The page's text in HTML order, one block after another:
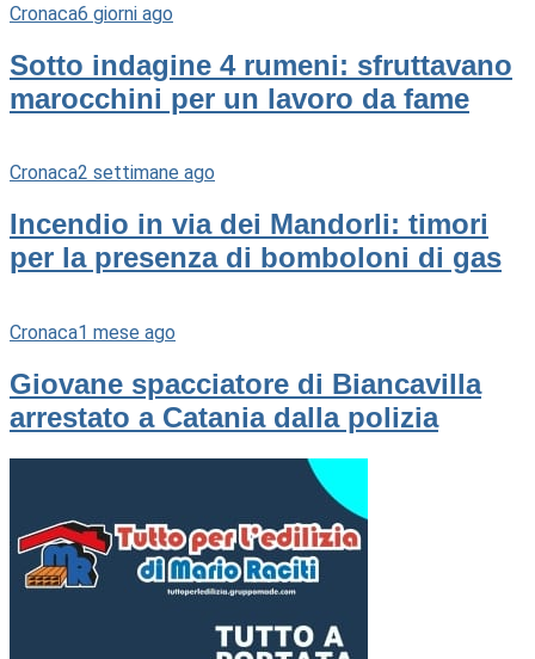
Cronaca6 giorni ago
Sotto indagine 4 rumeni: sfruttavano
marocchini per un lavoro da fame
Cronaca2 settimane ago
Incendio in via dei Mandorli: timori
per la presenza di bomboloni di gas
Cronaca1 mese ago
Giovane spacciatore di Biancavilla
arrestato a Catania dalla polizia